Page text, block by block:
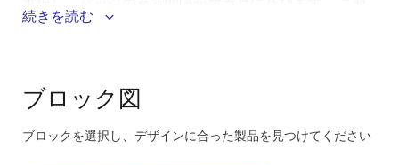
は、人員の安全のための継続的な監視と、重要なエリ
このシステムのメリット：
続きを読む
ブロック図
ブロックを選択し、デザインに合った製品を見つけてください